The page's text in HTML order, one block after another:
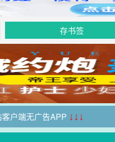
存书签
户端无广告APP ↓↓↓